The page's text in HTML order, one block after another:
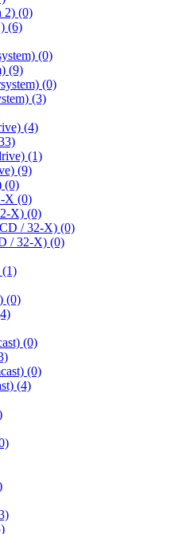
2) (0)
(6)
(0)
(9)
(0)
(3)
(4)
(1)
(9)
(0)
X (0)
X) (0)
/ 32-X) (0)
/ 32-X) (0)
(1)
(0)
(0)
(0)
(4)